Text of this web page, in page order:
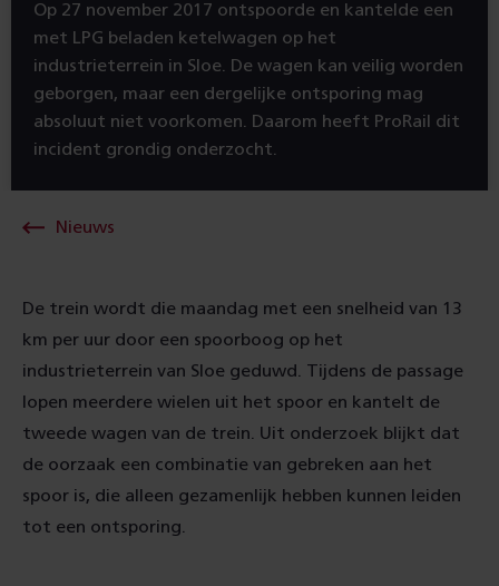
Op 27 november 2017 ontspoorde en kantelde een
met LPG beladen ketelwagen op het
industrieterrein in Sloe. De wagen kan veilig worden
geborgen, maar een dergelijke ontsporing mag
absoluut niet voorkomen. Daarom heeft ProRail dit
incident grondig onderzocht.
Nieuws
De trein wordt die maandag met een snelheid van 13
km per uur door een spoorboog op het
industrieterrein van Sloe geduwd. Tijdens de passage
lopen meerdere wielen uit het spoor en kantelt de
tweede wagen van de trein. Uit onderzoek blijkt dat
de oorzaak een combinatie van gebreken aan het
spoor is, die alleen gezamenlijk hebben kunnen leiden
tot een ontsporing.